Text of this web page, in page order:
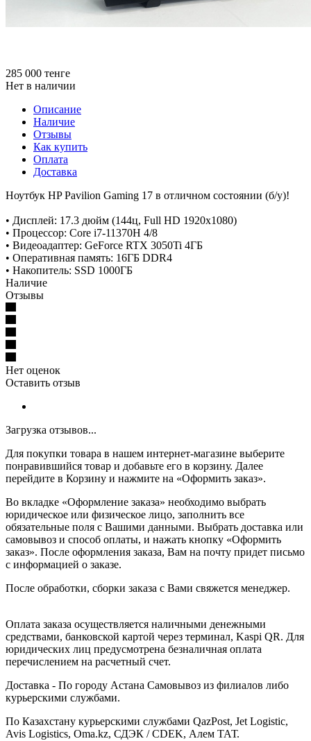
285 000 тенге
Нет в наличии
Описание
Наличие
Отзывы
Как купить
Оплата
Доставка
Ноутбук HP Pavilion Gaming 17 в отличном состоянии (б/у)!
• Дисплей: 17.3 дюйм (144ц, Full HD 1920x1080)
• Процессор: Core i7-11370H 4/8
• Видеоадаптер: GeForce RTX 3050Ti 4ГБ
• Оперативная память: 16ГБ DDR4
• Накопитель: SSD 1000ГБ
Наличие
Отзывы
Нет оценок
Оставить отзыв
Загрузка отзывов...
Для покупки товара в нашем интернет-магазине выберите
понравившийся товар и добавьте его в корзину. Далее
перейдите в Корзину и нажмите на «Оформить заказ».
Во вкладке «Оформление заказа» необходимо выбрать
юридическое или физическое лицо, заполнить все
обязательные поля с Вашими данными. Выбрать доставка или
самовывоз и способ оплаты, и нажать кнопку «Оформить
заказ». После оформления заказа, Вам на почту придет письмо
с информацией о заказе.
После обработки, сборки заказа с Вами свяжется менеджер.
Оплата заказа осуществляется наличными денежными
средствами, банковской картой через терминал, Kaspi QR. Для
юридических лиц предусмотрена безналичная оплата
перечислением на расчетный счет.
Доставка - По городу Астана Самовывоз из филиалов либо
курьерскими службами.
По Казахстану курьерскими службами QazPost, Jet Logistic,
Avis Logistics, Oma.kz, СДЭК / CDEK, Алем ТАТ.